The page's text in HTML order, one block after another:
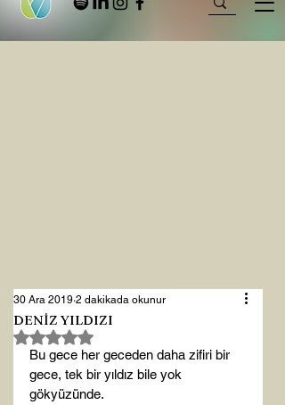
DENİZ YILDIZI
30 Ara 2019 2 dakikada okunur
5 üzerinden NaN yıldız
Bu gece her geceden daha zifiri bir
gece, tek bir yıldız bile yok
gökyüzünde.